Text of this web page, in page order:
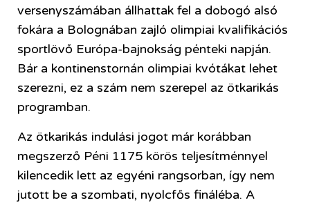
versenyszámában állhattak fel a dobogó alsó
fokára a Bolognában zajló olimpiai kvalifikációs
sportlövő Európa-bajnokság pénteki napján.
Bár a kontinenstornán olimpiai kvótákat lehet
szerezni, ez a szám nem szerepel az ötkarikás
programban.
Az ötkarikás indulási jogot már korábban
megszerző Péni 1175 körös teljesítménnyel
kilencedik lett az egyéni rangsorban, így nem
jutott be a szombati, nyolcfős fináléba. A